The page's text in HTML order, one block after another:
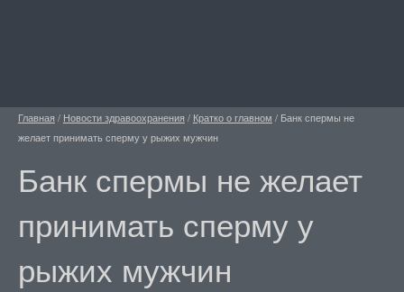
Главная / Новости здравоохранения / Кратко о главном / Банк спермы не
желает принимать сперму у рыжих мужчин
Банк спермы не желает
принимать сперму у
рыжих мужчин